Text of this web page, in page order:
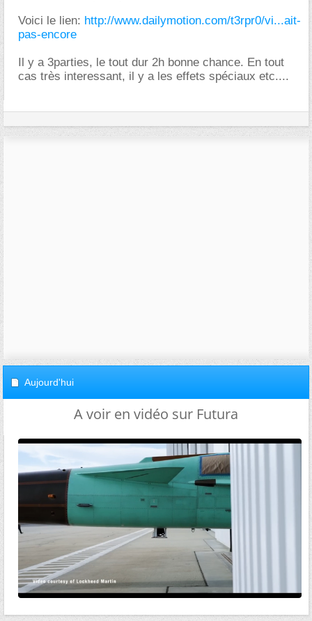
Voici le lien: http://www.dailymotion.com/t3rpr0/vi...ait-
pas-encore
Il y a 3parties, le tout dur 2h bonne chance. En tout
cas très interessant, il y a les effets spéciaux etc....
Aujourd'hui
A voir en vidéo sur Futura